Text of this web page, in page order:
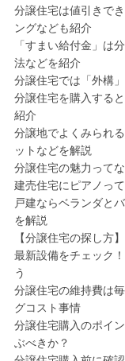
分譲住宅は値引きで
ングなども紹介
「すまい給付金」は
法などを紹介
分譲住宅では「外構
分譲住宅を購入する
紹介
分譲地でよくみられ
ットなどを解説
分譲住宅の魅力って
建売住宅にピアノっ
戸建ならベランダと
を解説
【分譲住宅の探し方
最新設備をチェック
う
分譲住宅の維持費は
グコスト事情
分譲住宅購入のポイ
ぶべきか？